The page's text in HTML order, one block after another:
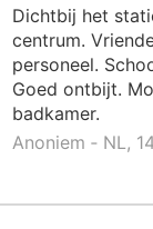
,
Dichtbij het
centrum.
personeel.
Goed ontbijt.
badkamer.
Anoniem ‐ NL,